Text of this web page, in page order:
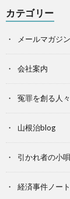
カテゴリー
メールマガジン
会社案内
冤罪を創る人々
山根治blog
引かれ者の小唄
経済事件ノート